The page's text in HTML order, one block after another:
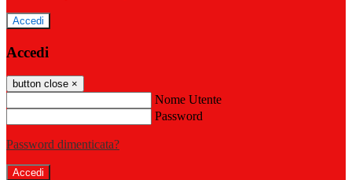
Accedi
Accedi
button close ×
Nome Utente
Password
Password dimenticata?